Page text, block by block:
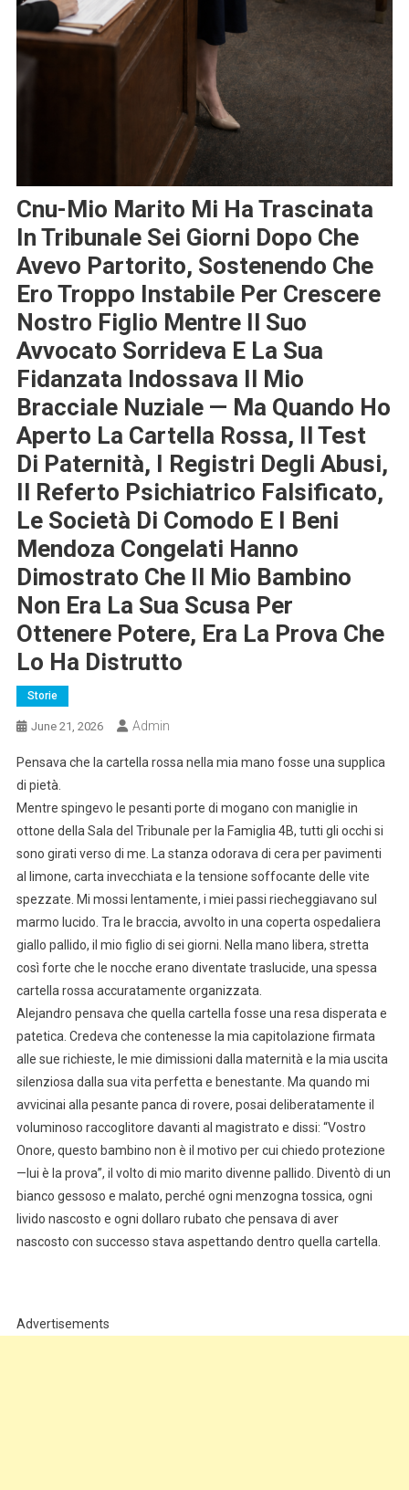
Cnu-Mio Marito Mi Ha Trascinata
In Tribunale Sei Giorni Dopo Che
Avevo Partorito, Sostenendo Che
Ero Troppo Instabile Per Crescere
Nostro Figlio Mentre Il Suo
Avvocato Sorrideva E La Sua
Fidanzata Indossava Il Mio
Bracciale Nuziale — Ma Quando Ho
Aperto La Cartella Rossa, Il Test
Di Paternità, I Registri Degli Abusi,
Il Referto Psichiatrico Falsificato,
Le Società Di Comodo E I Beni
Mendoza Congelati Hanno
Dimostrato Che Il Mio Bambino
Non Era La Sua Scusa Per
Ottenere Potere, Era La Prova Che
Lo Ha Distrutto
Storie
June 21, 2026 Admin
Pensava che la cartella rossa nella mia mano fosse una supplica
di pietà.
Mentre spingevo le pesanti porte di mogano con maniglie in
ottone della Sala del Tribunale per la Famiglia 4B, tutti gli occhi si
sono girati verso di me. La stanza odorava di cera per pavimenti
al limone, carta invecchiata e la tensione soffocante delle vite
spezzate. Mi mossi lentamente, i miei passi riecheggiavano sul
marmo lucido. Tra le braccia, avvolto in una coperta ospedaliera
giallo pallido, il mio figlio di sei giorni. Nella mano libera, stretta
così forte che le nocche erano diventate traslucide, una spessa
cartella rossa accuratamente organizzata.
Alejandro pensava che quella cartella fosse una resa disperata e
patetica. Credeva che contenesse la mia capitolazione firmata
alle sue richieste, le mie dimissioni dalla maternità e la mia uscita
silenziosa dalla sua vita perfetta e benestante. Ma quando mi
avvicinai alla pesante panca di rovere, posai deliberatamente il
voluminoso raccoglitore davanti al magistrato e dissi: “Vostro
Onore, questo bambino non è il motivo per cui chiedo protezione
—lui è la prova”, il volto di mio marito divenne pallido. Diventò di un
bianco gessoso e malato, perché ogni menzogna tossica, ogni
livido nascosto e ogni dollaro rubato che pensava di aver
nascosto con successo stava aspettando dentro quella cartella.
Advertisements